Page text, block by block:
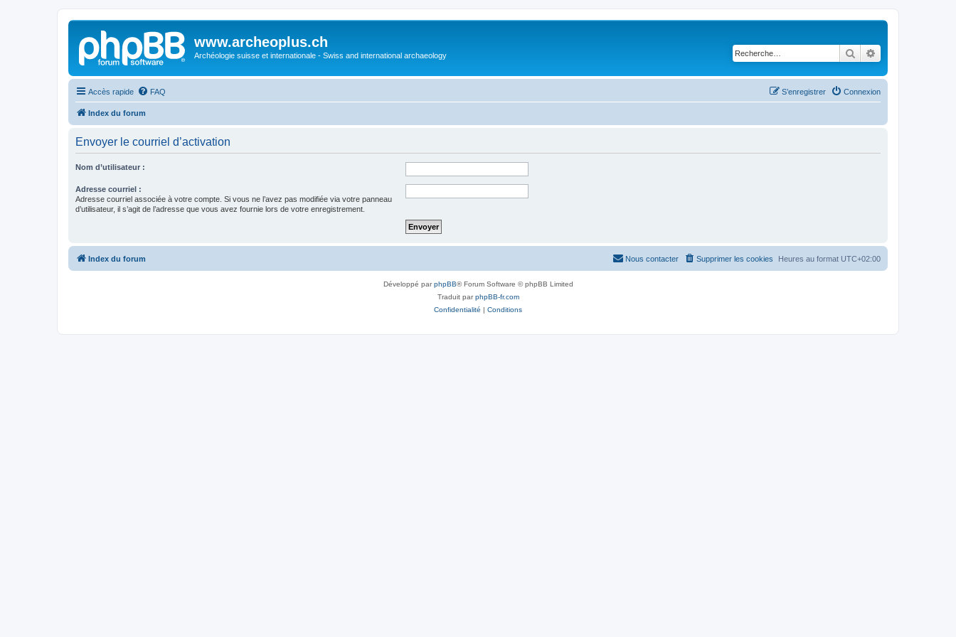
www.archeoplus.ch
Archéologie suisse et internationale - Swiss and international archaeology Rechercher
Accès rapide FAQ Connexion
S’enregistrer
Index du forum
Envoyer le courriel d’activation
Nom d’utilisateur :
Adresse courriel :
Adresse courriel associée à votre compte. Si vous ne l’avez pas modifiée via votre panneau
d’utilisateur, il s’agit de l’adresse que vous avez fournie lors de votre enregistrement.
Index du forum Heures au format UTC+02:00
Supprimer les cookies
Nous contacter
Développé parphpBB® Forum Software © phpBB Limited
Traduit parphpBB-fr.com
Confidentialité | Conditions